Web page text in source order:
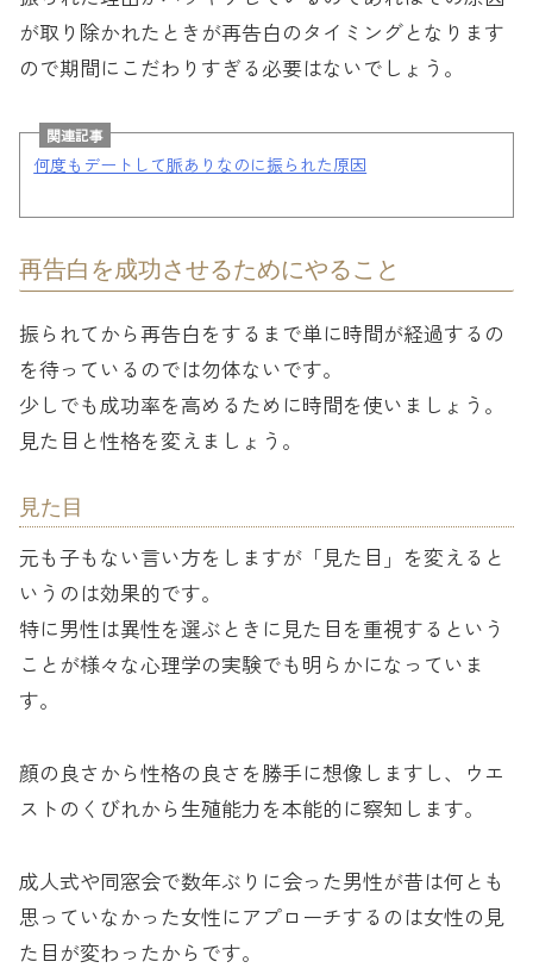
が取り除かれたときが再告白のタイミングとなります
ので期間にこだわりすぎる必要はないでしょう。
関連記事
何度もデートして脈ありなのに振られた原因
再告白を成功させるためにやること
振られてから再告白をするまで単に時間が経過するの
を待っているのでは勿体ないです。
少しでも成功率を高めるために時間を使いましょう。
見た目と性格を変えましょう。
見た目
元も子もない言い方をしますが「見た目」を変えると
いうのは効果的です。
特に男性は異性を選ぶときに見た目を重視するという
ことが様々な心理学の実験でも明らかになっていま
す。
顔の良さから性格の良さを勝手に想像しますし、ウエ
ストのくびれから生殖能力を本能的に察知します。
成人式や同窓会で数年ぶりに会った男性が昔は何とも
思っていなかった女性にアプローチするのは女性の見
た目が変わったからです。